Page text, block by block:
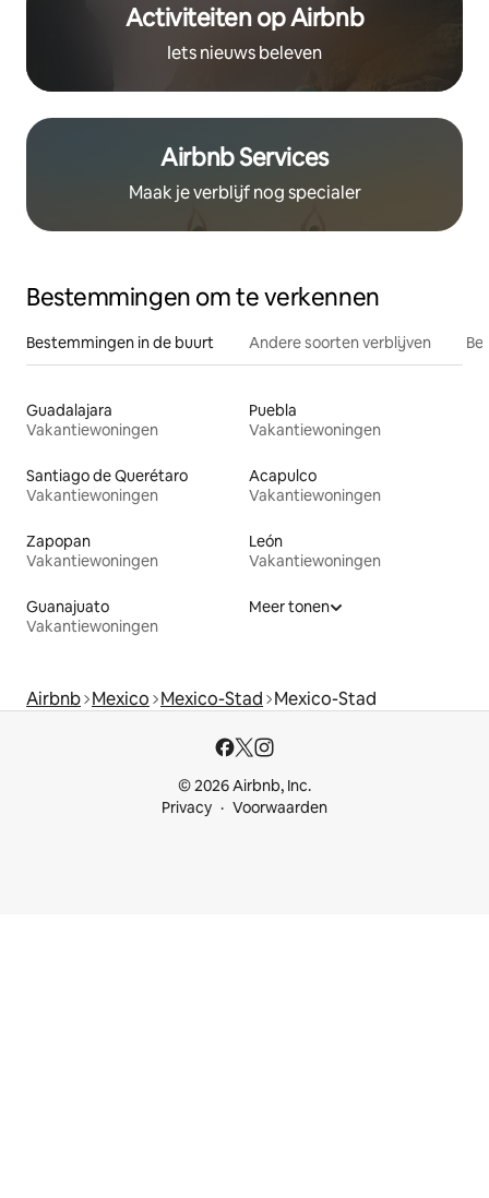
Activiteiten op Airbnb
Iets nieuws beleven
Airbnb Services
Maak je verblijf nog specialer
Bestemmingen om te verkennen
Bestemmingen in de buurt Andere soorten verblijven
Guadalajara
Vakantiewoningen
Puebla
Vakantiewoningen
Santiago de Querétaro
Vakantiewoningen
Acapulco
Vakantiewoningen
Zapopan
Vakantiewoningen
León
Vakantiewoningen
Guanajuato
Vakantiewoningen
Meer tonen
Airbnb Mexico Mexico-Stad Mexico-Stad
© 2026 Airbnb, Inc.
Privacy
Voorwaarden